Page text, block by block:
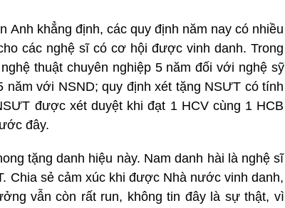
Anh khẳng định, các quy định năm nay có nhiều
các nghệ sĩ có cơ hội được vinh danh. Trong
thuật chuyên nghiệp 5 năm đối với nghệ sỹ
với NSND; quy định xét tặng NSƯT có tính
được xét duyệt khi đạt 1 HCV cùng 1 HCB
đây.
tặng danh hiệu này. Nam danh hài là nghệ sĩ
Chia sẻ cảm xúc khi được Nhà nước vinh danh,
vẫn còn rất run, không tin đây là sự thật, vì